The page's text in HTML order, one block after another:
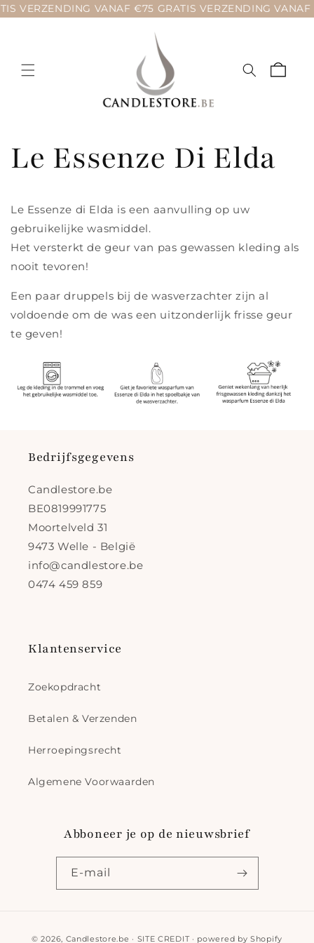
Meteen
naar de
VANAF €75 GRATIS
Le Essenze Di Elda
Le Essenze di Elda is een aanvulling op uw
gebruikelijke wasmiddel.
Het versterkt de geur van pas gewassen kleding als
nooit tevoren!
Een paar druppels bij de wasverzachter zijn al
voldoende om de was een uitzonderlijk frisse geur
te geven!
Bedrijfsgegevens
Candlestore.be
BE0819991775
Moortelveld 31
9473 Welle - België
info@candlestore.be
0474 459 859
Klantenservice
Zoekopdracht
Betalen & Verzenden
Herroepingsrecht
Algemene Voorwaarden
Abboneer je op de nieuwsbrief
E‑mail
© 2026, Candlestore.be · SITE CREDIT · powered byShopify